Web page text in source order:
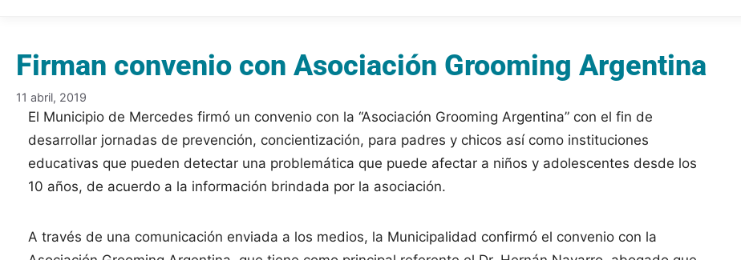
Firman convenio con Asociación Grooming Argentina
11 abril, 2019
El Municipio de Mercedes firmó un convenio con la “Asociación Grooming Argentina” con el fin de
desarrollar jornadas de prevención, concientización, para padres y chicos así como instituciones
educativas que pueden detectar una problemática que puede afectar a niños y adolescentes desde los
10 años, de acuerdo a la información brindada por la asociación.
A través de una comunicación enviada a los medios, la Municipalidad confirmó el convenio con la